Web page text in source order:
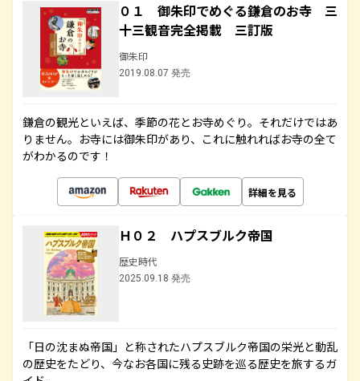
０１ 御朱印でめぐる鎌倉のお寺 三
十三観音完全掲載 三訂版
御朱印
2019.08.07 発売
鎌倉の観光といえば、季節の花とお寺めぐり。それだけではあ
りません。お寺には御朱印があり、これに触れればお寺の全て
がわかるのです！
詳細を見る
Ｈ０２ ハプスブルク帝国
歴史時代
2025.09.18 発売
「日の沈まぬ帝国」と称されたハプスブルク帝国の栄光と動乱
の歴史をたどり、今なお各国に残る史跡を巡る歴史を旅するガ